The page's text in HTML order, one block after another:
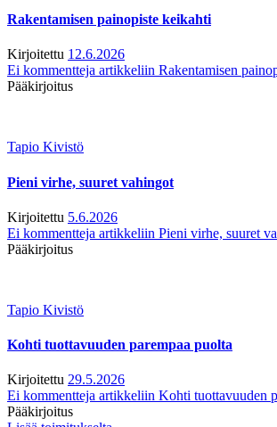
Rakentamisen painopiste keikahti
Kirjoitettu 12.6.2026
Ei kommentteja artikkeliin Rakentamisen
Pääkirjoitus
Tapio Kivistö
Pieni virhe, suuret vahingot
Kirjoitettu 5.6.2026
Ei kommentteja artikkeliin Pieni virhe, suuret
Pääkirjoitus
Tapio Kivistö
Kohti tuottavuuden parempaa puolta
Kirjoitettu 29.5.2026
Ei kommentteja artikkeliin Kohti tuottavuuden
Pääkirjoitus